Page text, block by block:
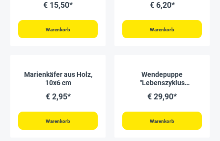
Seiten
€ 15,50*
Warenkorb
60 Aufklebern
€ 6,20*
Warenkorb
Marienkäfer aus Holz,
10x6 cm
€ 2,95*
Warenkorb
Wendepuppe
"Lebenszyklus
€ 29,90*
Warenkorb